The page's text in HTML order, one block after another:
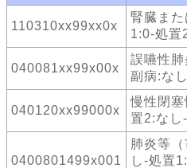
110310xx99xx0x
腎臓ま
1:0-処置
040081xx99x00x
誤嚥性
副病:なし
040120xx99000x
慢性閉
置2:なし
0400801499x001
肺炎等
し-処置